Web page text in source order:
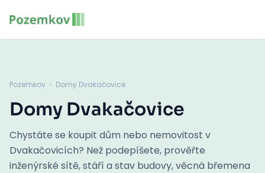
Pozemkov › Domy Dvakačovice
Domy Dvakačovice
Chystáte se koupit dům nebo nemovitost v
Dvakačovicích? Než podepíšete, prověřte
inženýrské sítě, stáří a stav budovy, věcná břemena